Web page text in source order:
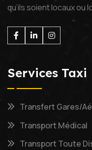
qu’ils soient locaux ou
Facebook
LinkedinInstagram
Services Taxi
Transfert Gares/
Transport Médical
Transport Toute